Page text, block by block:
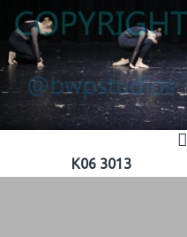
K06 3013